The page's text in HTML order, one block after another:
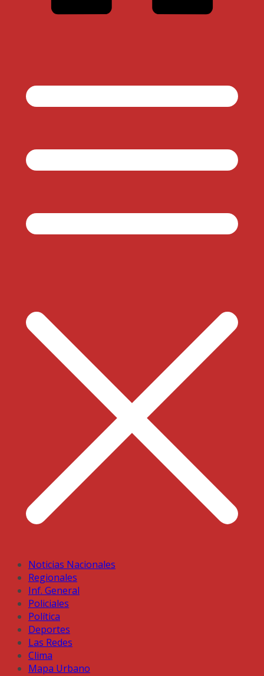
Noticias Nacionales
Regionales
Inf. General
Policiales
Política
Deportes
Las Redes
Clima
Mapa Urbano